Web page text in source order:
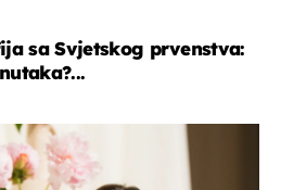
sa Svjetskog prvenstva: